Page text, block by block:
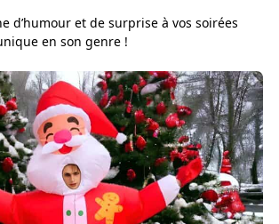
d’humour et de surprise à vos soirées
en son genre !